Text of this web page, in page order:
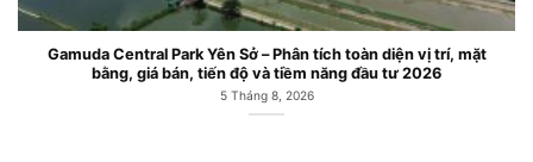
Gamuda Central Park Yên Sở – Phân tích toàn diện vị trí, mặt
bằng, giá bán, tiến độ và tiềm năng đầu tư 2026
5 Tháng 8, 2026